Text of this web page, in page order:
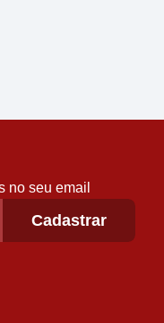
no seu email